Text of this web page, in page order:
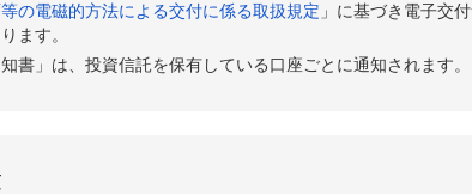
の電磁的方法による交付に係る取扱規定 」に基づき電子交
ます。
書」は、投資信託を保有している口座ごとに通知されます。